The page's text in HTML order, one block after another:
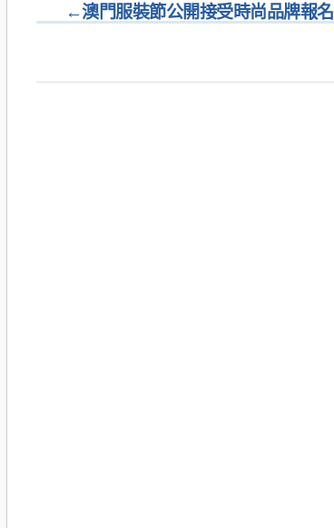
←澳門服裝節公開接受時尚品牌報名